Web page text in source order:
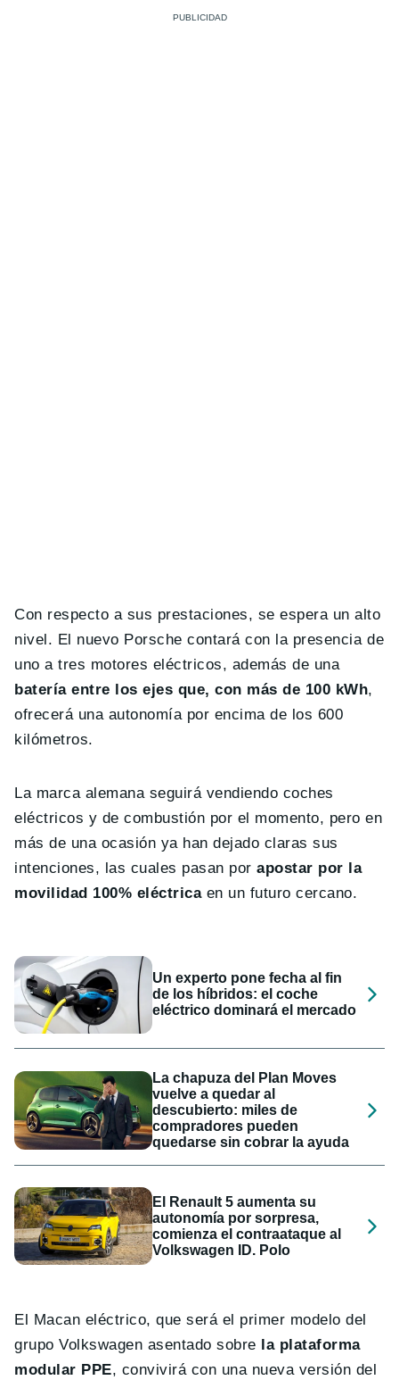
Con respecto a sus prestaciones, se espera un alto
nivel. El nuevo Porsche contará con la presencia de
uno a tres motores eléctricos, además de una
batería entre los ejes que, con más de 100 kWh,
ofrecerá una autonomía por encima de los 600
kilómetros.
La marca alemana seguirá vendiendo coches
eléctricos y de combustión por el momento, pero en
más de una ocasión ya han dejado claras sus
intenciones, las cuales pasan porapostar por la
movilidad 100% eléctricaen un futuro cercano.
Un experto pone fecha al fin
de los híbridos: el coche
eléctrico dominará el mercado
La chapuza del Plan Moves
vuelve a quedar al
descubierto: miles de
compradores pueden
quedarse sin cobrar la ayuda
El Renault 5 aumenta su
autonomía por sorpresa,
comienza el contraataque al
Volkswagen ID. Polo
El Macan eléctrico, que será el primer modelo del
grupo Volkswagen asentado sobre
la plataforma
modular PPE, convivirá con una nueva versión del